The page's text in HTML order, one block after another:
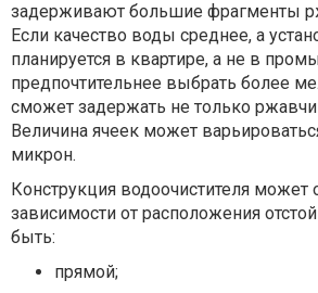
задерживают большие фрагменты
Если качество воды среднее, а
планируется в квартире, а не в
предпочтительнее выбрать более
сможет задержать не только
Величина ячеек может
микрон.
Конструкция водоочистителя может
зависимости от расположения
быть:
прямой;